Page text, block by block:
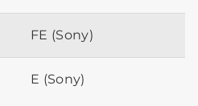
FE (Sony)
E (Sony)